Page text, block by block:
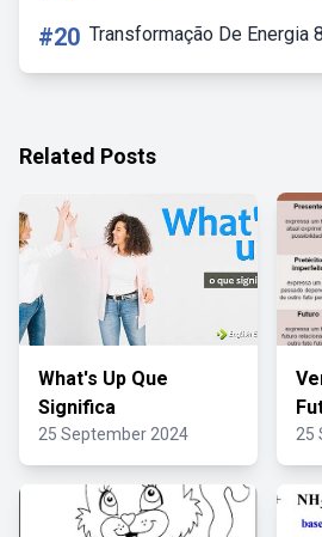
#20 Transformação De Energia
Related Posts
What's Up Que
Significa
25 September 2024 25